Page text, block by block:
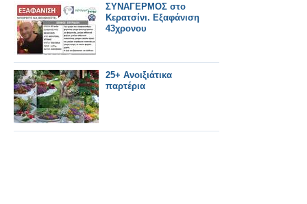
ΣΥΝΑΓΕΡΜΟΣ στο
Κερατσίνι. Εξαφάνιση
43χρονου
25+ Ανοιξιάτικα
παρτέρια